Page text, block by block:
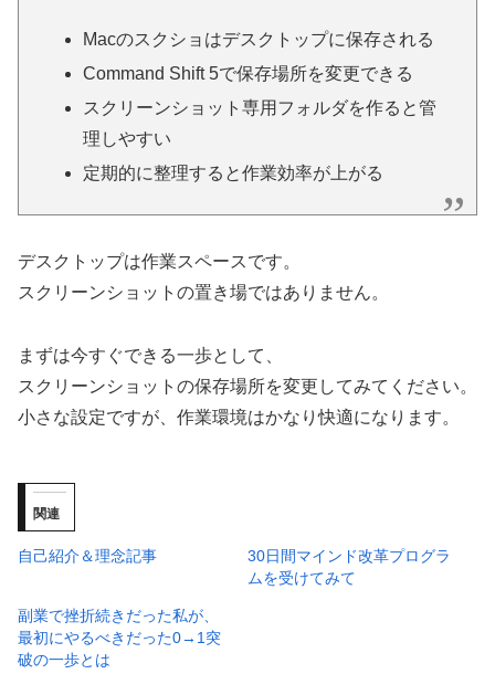
Macのスクショはデスクトップに保存される
Command Shift 5で保存場所を変更できる
スクリーンショット専用フォルダを作ると管
理しやすい
定期的に整理すると作業効率が上がる
デスクトップは作業スペースです。
スクリーンショットの置き場ではありません。
まずは今すぐできる一歩として、
スクリーンショットの保存場所を変更してみてください。
小さな設定ですが、作業環境はかなり快適になります。
関連
自己紹介＆理念記事
30日間マインド改革プログラ
ムを受けてみて
副業で挫折続きだった私が、
最初にやるべきだった0→1突
破の一歩とは